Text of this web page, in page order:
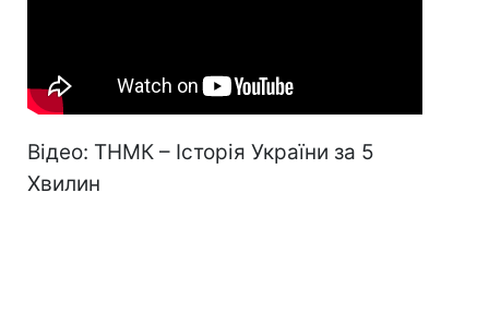
Відео: ТНМК – Історія України за 5
Хвилин